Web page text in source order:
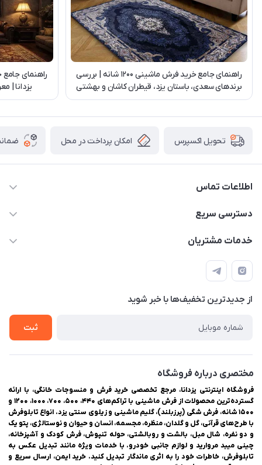
راهنمای جامع خرید فرش ماشینی 1200 شانه | بررسی
برندهای سعدی، باستان یزد، قیطران کاشان و بهشتی
تبریز
راهنمای
یزدانا |
تحویل اکسپرس امکان پرداخت در محل
اطلاعات تماس
03538252575
اینترنتی یزدانا
دسترسی سریع
حساب کاربری
لیست محصولات
درباره ما
خدمات مشتریان
راهنمای ثبت سفارش
حریم خصوصی
سوالات متداول
از جدید‌ترین تخفیف‌ها با‌ خبر شوید
ثبت
مختصری درباره فروشگاه
فروشگاه اینترنتی یزدانا، مرجع تخصصی خرید فرش و منسوجات خانگی، با ارائه
گسترده‌ترین محصولات از فرش ماشینی با تراکم‌های ۴۴۰، ۵۰۰، ۷۰۰، ۱۰۰۰، ۱۲۰۰ و
۱۵۰۰ شانه، فرش شگی (پرزبلند)، گلیم ماشینی و زیلوی سنتی یزد. انواع تابلوفرش
با طرح‌های قرآنی، گل و گلدان، منظره، مجسمه، انسان و حیوان و نوستالژی، پتو یک
و دو نفره، شال مبل، بالشت و روبالشتی، حوله تنپوش، فرش کودک و آشپزخانه،
چینی میبد مروارید و لوازم جانبی خودرو. با خدمات ویژه مانند تبدیل عکس به
تابلوفرش، خاطرات خود را به اثری ماندگار تبدیل کنید. خرید ایمن، ارسال سریع و